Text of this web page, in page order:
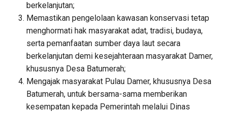
berkelanjutan;
Memastikan pengelolaan kawasan konservasi tetap
menghormati hak masyarakat adat, tradisi, budaya,
serta pemanfaatan sumber daya laut secara
berkelanjutan demi kesejahteraan masyarakat Damer,
khususnya Desa Batumerah;
Mengajak masyarakat Pulau Damer, khususnya Desa
Batumerah, untuk bersama-sama memberikan
kesempatan kepada Pemerintah melalui Dinas